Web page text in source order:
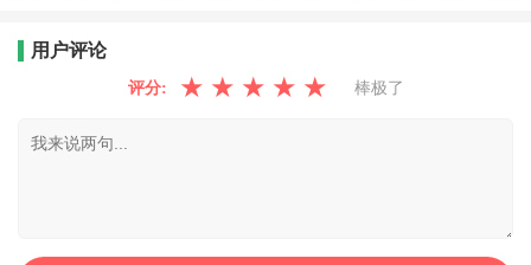
用户评论
评分: ★ ★ ★ ★ ★ 棒极了